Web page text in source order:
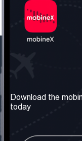
About us
Our Services
Download the
today